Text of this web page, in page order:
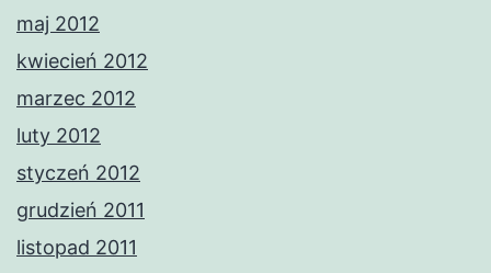
maj 2012
kwiecień 2012
marzec 2012
luty 2012
styczeń 2012
grudzień 2011
listopad 2011